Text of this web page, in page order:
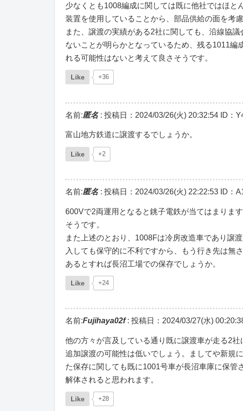
少なくとも1008編成に関しては既に他社ではほ
装置を使用していることから、部品供給の面を考
また、譲渡の実績がある2社に関しても、沿線協
ないことが明らかとなっているため、残る1011編
れる可能性はないと考えて良さそうです。
Like +36
名前:匿名: 投稿日：2024/03/26(火) 20:32:54 ID：
富山地方鉄道に譲渡するでしょうか。
Like +2
名前:匿名: 投稿日：2024/03/26(火) 22:22:53 ID：
600Vで2両運用となると銚子電鉄が当てはまりま
そうです。
また上述のとおり、1008Fは冷房改造車であり譲
入しても保守的に不利ですから、もう行き先は無さ
あるとすれば長沼工場での保存でしょうか。
Like +24
名前:Fujihaya02f: 投稿日：2024/03/27(水)
他の方々が言及している通り既に譲渡車が走る2
追加譲渡の可能性は低いでしょう。ましてや新規
た保存に関しても既に1001号車が長沼車庫に保管
解体されると思われます。
Like +28